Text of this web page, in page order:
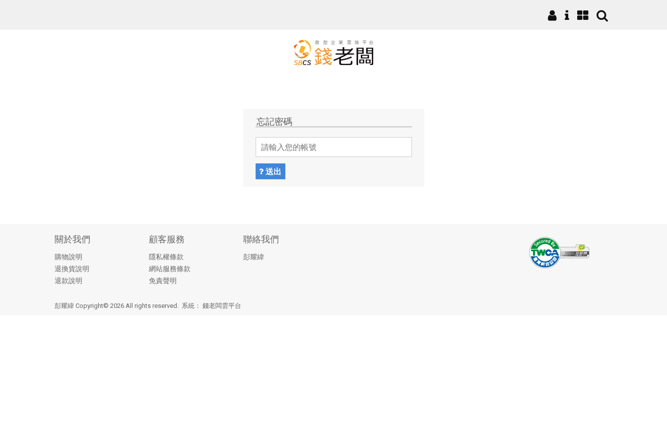
忘記密碼
送出
關於我們
購物說明
退換貨說明
退款說明
顧客服務
隱私權條款
網站服務條款
免責聲明
聯絡我們
彭耀緯
彭耀緯 Copyright© 2026 All rights reserved. 系統： 錢老闆雲平台